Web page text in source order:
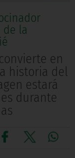
la
en
historia del
estará
durante